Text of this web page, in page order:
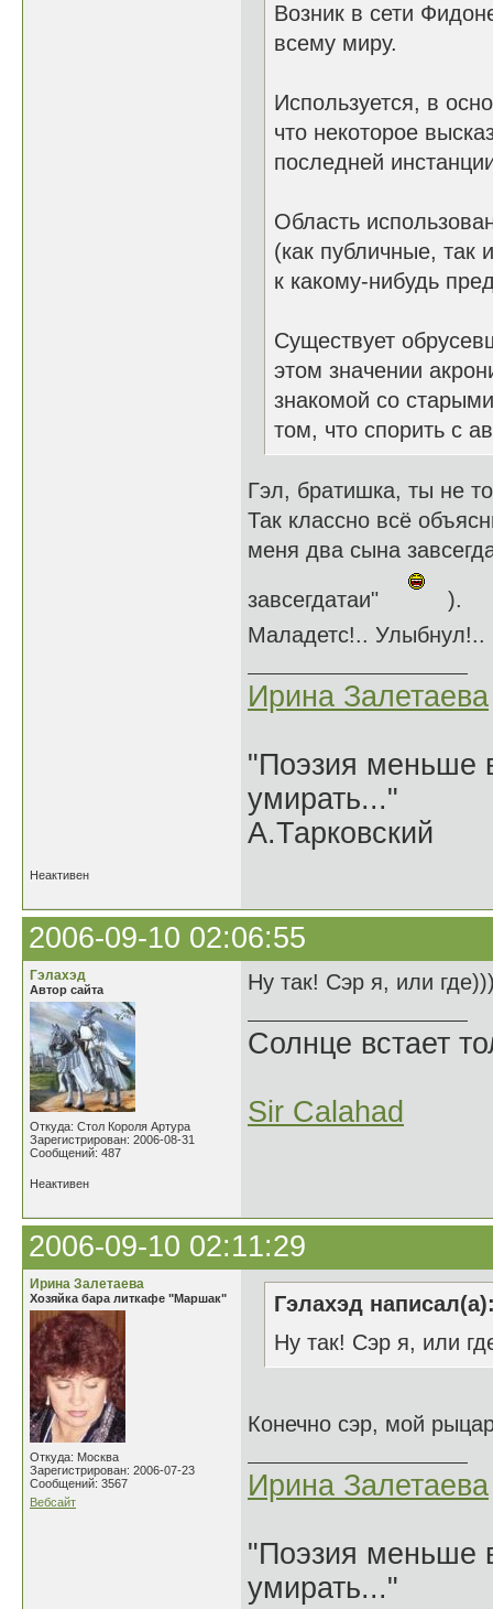
Возник в сети
всему миру.
Используется, в
что некоторое
последней
Область
(как публичные, так
к какому-нибудь
Существует
этом значении
знакомой со
том, что спорить с
Гэл, братишка, ты не
Так классно всё
меня два сына
завсегдатаи"
).
Маладетс!.. Улыбнул!..
Ирина Залетаева
"Поэзия меньше
умирать..."
А.Тарковский
Неактивен
2006-09-10 02:06:55
Гэлахэд
Автор сайта
Откуда: Стол Короля Артура
Зарегистрирован: 2006-08-31
Сообщений: 487
Ну так! Сэр я, или
Солнце встает
Sir Calahad
Неактивен
2006-09-10 02:11:29
Ирина Залетаева
Хозяйка бара литкафе "Маршак"
Откуда: Москва
Зарегистрирован: 2006-07-23
Сообщений: 3567
Вебсайт
Гэлахэд
Ну так! Сэр я, или
Конечно сэр, мой
Ирина Залетаева
"Поэзия меньше
умирать..."